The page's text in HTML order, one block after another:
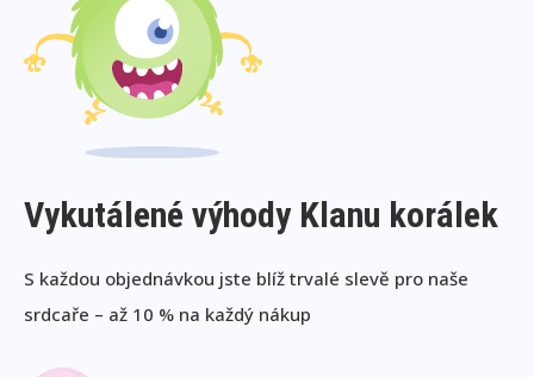
Vykutálené výhody Klanu korálek
S každou objednávkou jste blíž trvalé slevě pro naše
srdcaře – až 10 % na každý nákup